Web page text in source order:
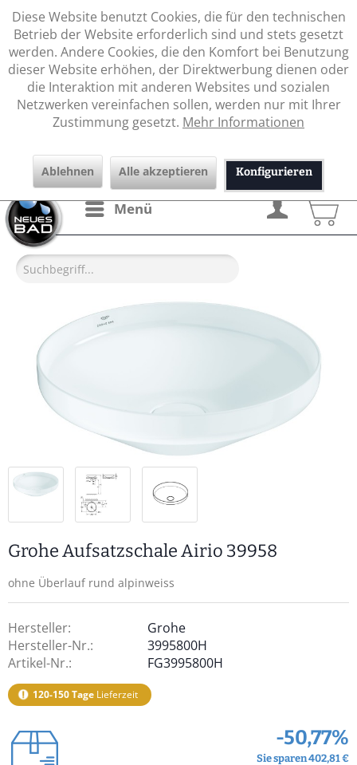
Menü
Grohe Aufsatzschale Airio 39958
ohne Überlauf rund alpinweiss
Hersteller:
Grohe
Hersteller-Nr.:
3995800H
Artikel-Nr.:
FG3995800H
120-150 Tage Lieferzeit
-50,77%
Sie sparen 402,81 €
Diese Website benutzt Cookies, die für den technischen
Betrieb der Website erforderlich sind und stets gesetzt
werden. Andere Cookies, die den Komfort bei Benutzung
dieser Website erhöhen, der Direktwerbung dienen oder
die Interaktion mit anderen Websites und sozialen
Netzwerken vereinfachen sollen, werden nur mit Ihrer
Zustimmung gesetzt. Mehr Informationen
Ablehnen Alle akzeptieren Konfigurieren